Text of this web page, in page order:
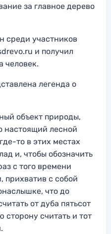
за главное дерево
среди участников
и получил
человек.
легенда о
объект природы,
настоящий лесной
то в этих местах
и, чтобы обозначить
с того времени
прихватив с собой
что до
от дуба пятьсот
сторону считать и тот